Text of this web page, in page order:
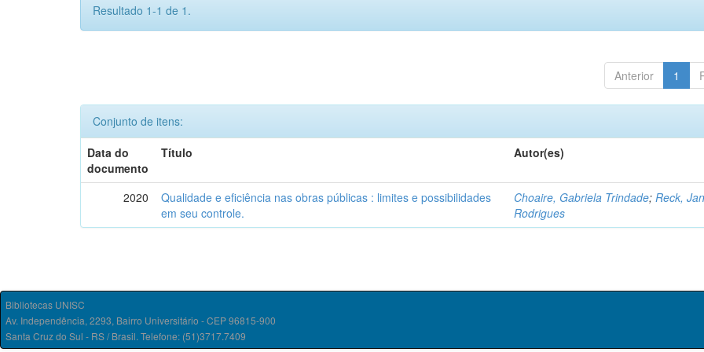
Resultado 1-1 de 1.
Anterior 1
Conjunto de itens:
Data do
documento
Título Autor(es)
2020
Qualidade e eficiência nas obras públicas : limites e possibilidades
em seu controle.
Choaire, Gabriela Trindade;Reck,
Rodrigues
Bibliotecas UNISC
Av. Independência, 2293, Bairro Universitário - CEP 96815-900
Santa Cruz do Sul - RS / Brasil. Telefone: (51)3717.7409